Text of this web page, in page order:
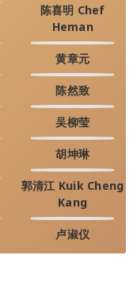
陈喜明 Chef
Heman
黄章元
陈然致
吴柳莹
胡坤琳
郭清江 Kuik Cheng
Kang
卢淑仪